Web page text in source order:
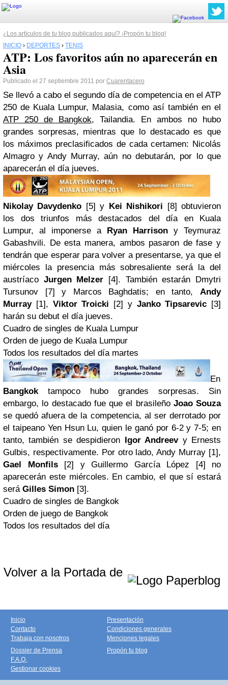
¿Los artículos de tu blog publicados aquí? ¡Propón tu blog!
INICIO › DEPORTES › TENIS
ATP: Los favoritos aún no aparecerán en
Asia
Publicado el 27 septiembre 2011 por Cuarentacero
Se llevó a cabo el segundo día de competencia en el ATP
250 de Kuala Lumpur, Malasia, como así también en el
ATP 250 de Bangkok, Tailandia. En ambos no hubo
grandes sorpresas, mientras que lo destacado es que
los máximos preclasificados de cada certamen: Nicolás
Almagro y Andy Murray, aún no debutarán, por lo que
aparecerán el día jueves.
Nikolay Davydenko [5] y Kei Nishikori [8] obtuvieron
los dos triunfos más destacados del día en Kuala
Lumpur, al imponerse a
Ryan Harrison y Teymuraz
Gabashvili. De esta manera, ambos pasaron de fase y
tendrán que esperar para volver a presentarse, ya que el
miércoles la presencia más sobresaliente será la del
austríaco Jurgen Melzer [4]. También estarán Dmytri
Tursunov [7] y Marcos Baghdatis; en tanto, Andy
Murray[1], Viktor Troicki [2] y Janko Tipsarevic [3]
harán su debut el día jueves.
Cuadro de singles de Kuala Lumpur
Orden de juego de Kuala Lumpur
Todos los resultados del día martes
En
Bangkok tampoco hubo grandes sorpresas. Sin
embargo, lo destacado fue que el brasileño Joao Souza
se quedó afuera de la competencia, al ser derrotado por
el taipeano Yen Hsun Lu, quien le ganó por 6-2 y 7-5; en
tanto, también se despidieron Igor Andreevy Ernests
Gulbis, respectivamente. Por otro lado, Andy Murray [1],
Gael Monfils[2] y Guillermo García López [4] no
aparecerán este miércoles. En cambio, el que sí estará
será Gilles Simon [3].
Cuadro de singles de Bangkok
Orden de juego de Bangkok
Todos los resultados del día
Volver a la Portada de
Inicio
Contacto
Trabaja con nosotros
Presentación
Condiciones generales
Menciones legales
Dossier de Prensa
F.A.Q.
Gestionar cookies
Propón tu blog